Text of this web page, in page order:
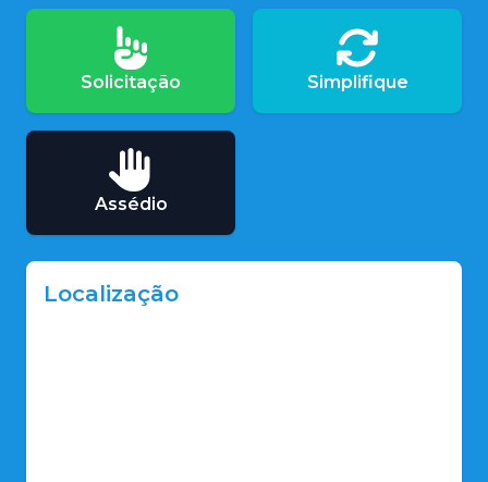
Solicitação Simplifique
Assédio
Localização